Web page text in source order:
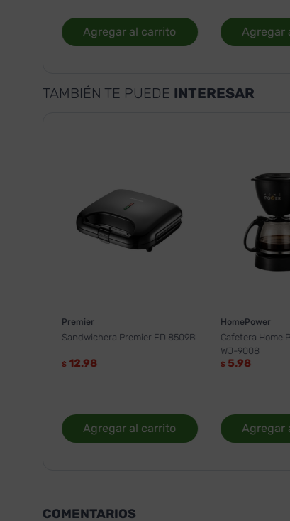
Agregar al carrito Agregar
TAMBIÉN TE PUEDE INTERESAR
Premier
Sandwichera Premier ED 8509B
$ 12.98
Agregar al carrito
HomePower
Cafetera Home
WJ-9008
$ 5.98
Agregar
COMENTARIOS